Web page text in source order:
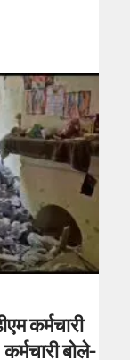
कर्मचारी
बोले-